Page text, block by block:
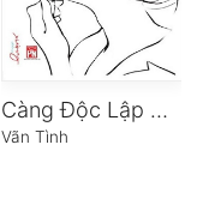
Càng Độc Lập Càng Cao Quý
Vãn Tình